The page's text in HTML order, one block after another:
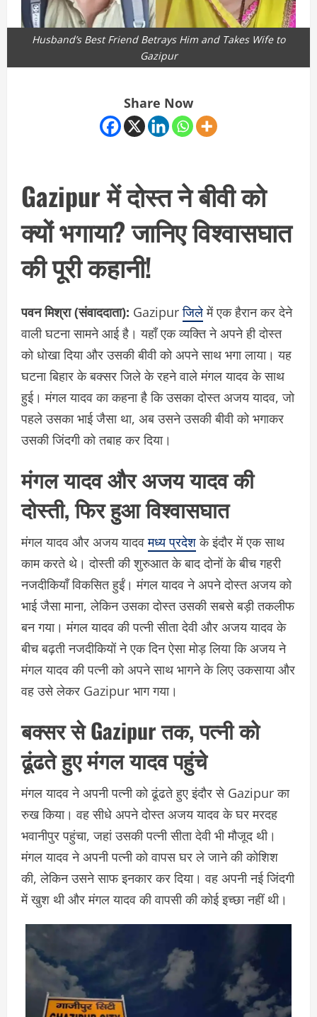
Husband’s Best Friend Betrays Him and Takes Wife to
Gazipur
Share Now
Gazipur में दोस्त ने बीवी को
क्यों भगाया? जानिए विश्वासघात
की पूरी कहानी!
पवन मिश्रा (संवाददाता): Gazipurजिलेमें एक हैरान कर देने
वाली घटना सामने आई है। यहाँ एक व्यक्ति ने अपने ही दोस्त
को धोखा दिया और उसकी बीवी को अपने साथ भगा लाया। यह
घटना बिहार के बक्सर जिले के रहने वाले मंगल यादव के साथ
हुई। मंगल यादव का कहना है कि उसका दोस्त अजय यादव, जो
पहले उसका भाई जैसा था, अब उसने उसकी बीवी को भगाकर
उसकी जिंदगी को तबाह कर दिया।
मंगल यादव और अजय यादव की
दोस्ती, फिर हुआ विश्वासघात
मंगल यादव और अजय यादवमध्य प्रदेशके इंदौर में एक साथ
काम करते थे। दोस्ती की शुरुआत के बाद दोनों के बीच गहरी
नजदीकियाँ विकसित हुईं। मंगल यादव ने अपने दोस्त अजय को
भाई जैसा माना, लेकिन उसका दोस्त उसकी सबसे बड़ी तकलीफ
बन गया। मंगल यादव की पत्नी सीता देवी और अजय यादव के
बीच बढ़ती नजदीकियों ने एक दिन ऐसा मोड़ लिया कि अजय ने
मंगल यादव की पत्नी को अपने साथ भागने के लिए उकसाया और
वह उसे लेकर Gazipur भाग गया।
बक्सर से Gazipur तक, पत्नी को
ढूंढते हुए मंगल यादव पहुंचे
मंगल यादव ने अपनी पत्नी को ढूंढते हुए इंदौर से Gazipur का
रुख किया। वह सीधे अपने दोस्त अजय यादव के घर मरदह
भवानीपुर पहुंचा, जहां उसकी पत्नी सीता देवी भी मौजूद थी।
मंगल यादव ने अपनी पत्नी को वापस घर ले जाने की कोशिश
की, लेकिन उसने साफ इनकार कर दिया। वह अपनी नई जिंदगी
में खुश थी और मंगल यादव की वापसी की कोई इच्छा नहीं थी।